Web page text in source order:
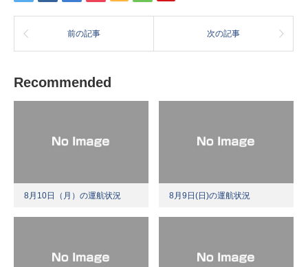
前の記事 次の記事
Recommended
8月10日（月）の運航状況 8月9日(日)の運航状況